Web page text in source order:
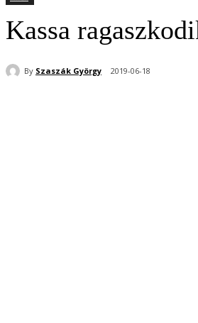
Kassa
By Szaszák György 2019-06-18